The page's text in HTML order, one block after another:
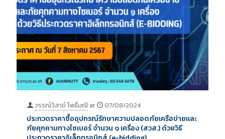
วรรณ์วิสาข์ โพธิ์มณี at 07/08/2024
ประกวดราคาซื้ออุปกรณ์รักษาความปลอดภัยเครือข่ายและ
ภัยคุกคามทางไซเบอร์ จํานวน ๑ เครื่อง (สวส.) ด้วยวิธี